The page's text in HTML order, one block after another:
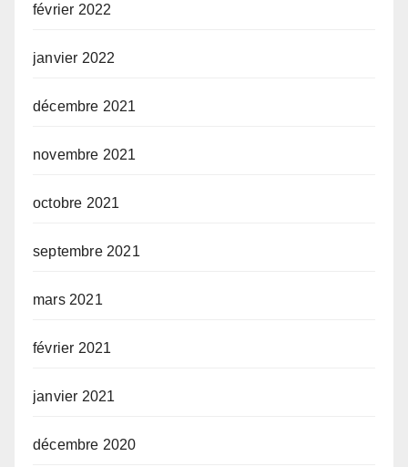
février 2022
janvier 2022
décembre 2021
novembre 2021
octobre 2021
septembre 2021
mars 2021
février 2021
janvier 2021
décembre 2020